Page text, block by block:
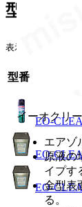
イーオクリ
エアゾ
原液の
イプす
金型表
る。
型番リスト
表示件数
型番
EO-
EO-
EO-